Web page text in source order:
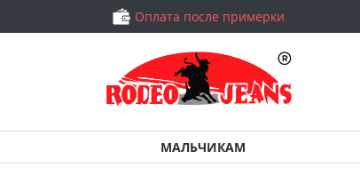
Оплата после примерки
МАЛЬЧИКАМ